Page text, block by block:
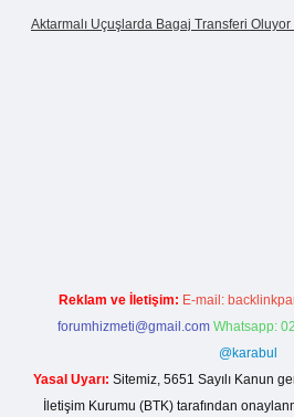
Aktarmalı Uçuşlarda Bagaj Transferi Oluyor
Reklam ve İletişim: E-mail:
forumhizmeti@gmail.com Whatsapp:
@karabul
Yasal Uyarı: Sitemiz, 5651 Sayılı Kanun
İletişim Kurumu (BTK) tarafından